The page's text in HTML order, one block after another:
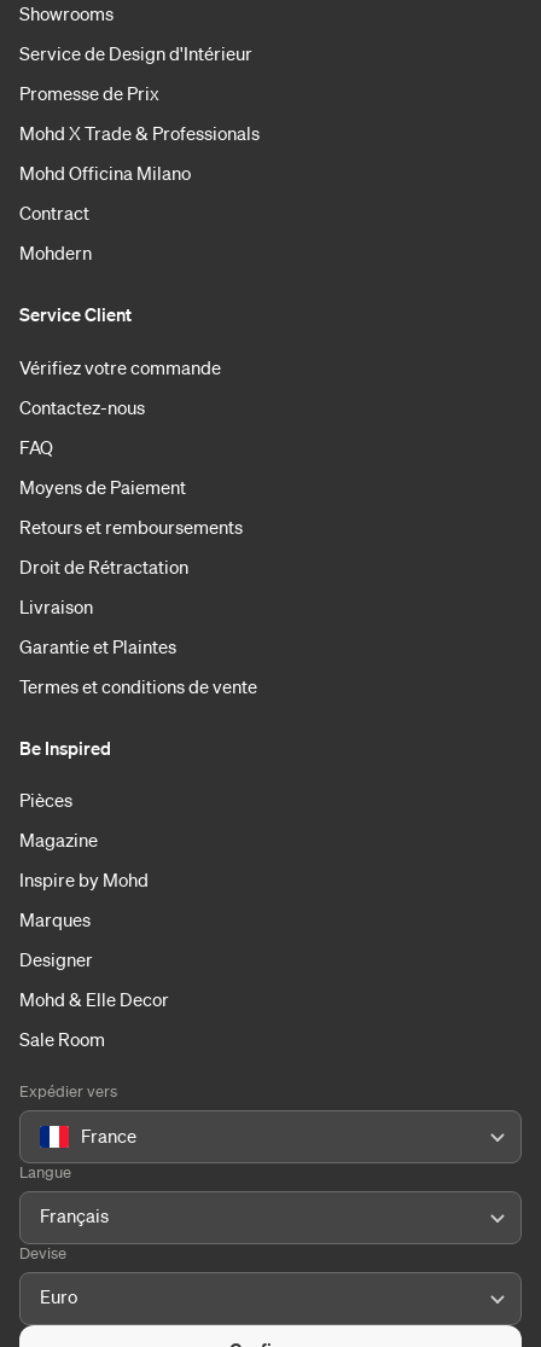
Showrooms
Service de Design d'Intérieur
Promesse de Prix
Mohd X Trade & Professionals
Mohd Officina Milano
Contract
Mohdern
Service Client
Vérifiez votre commande
Contactez-nous
FAQ
Moyens de Paiement
Retours et remboursements
Droit de Rétractation
Livraison
Garantie et Plaintes
Termes et conditions de vente
Be Inspired
Pièces
Magazine
Inspire by Mohd
Marques
Designer
Mohd & Elle Decor
Sale Room
Expédier vers
France
Langue
Français
Devise
Euro